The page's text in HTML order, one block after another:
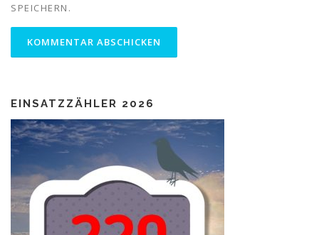
SPEICHERN.
EINSATZZÄHLER 2026